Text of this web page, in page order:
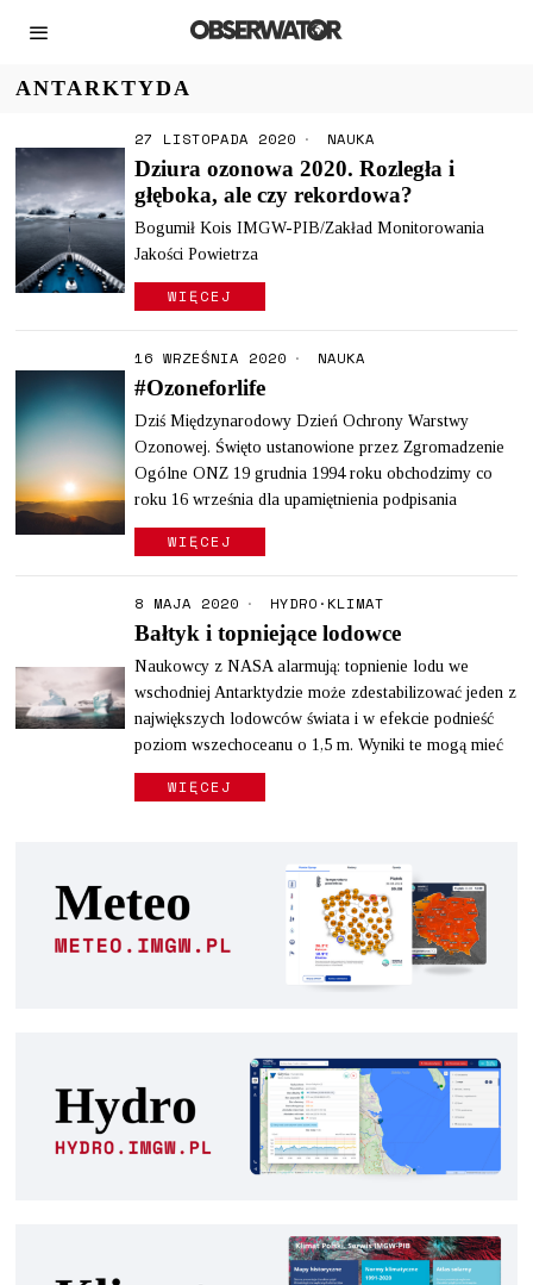
ANTARKTYDA
27 LISTOPADA 2020 NAUKA
Dziura ozonowa 2020. Rozległa i
głęboka, ale czy rekordowa?
Bogumił Kois IMGW-PIB/Zakład Monitorowania
Jakości Powietrza
WIĘCEJ
16 WRZEŚNIA 2020 NAUKA
#Ozoneforlife
Dziś Międzynarodowy Dzień Ochrony Warstwy
Ozonowej. Święto ustanowione przez Zgromadzenie
Ogólne ONZ 19 grudnia 1994 roku obchodzimy co
roku 16 września dla upamiętnienia podpisania
WIĘCEJ
8 MAJA 2020 HYDRO · KLIMAT
Bałtyk i topniejące lodowce
Naukowcy z NASA alarmują: topnienie lodu we
wschodniej Antarktydzie może zdestabilizować jeden z
największych lodowców świata i w efekcie podnieść
poziom wszechoceanu o 1,5 m. Wyniki te mogą mieć
WIĘCEJ